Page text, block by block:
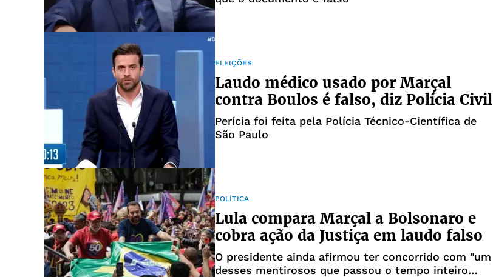
ELEIÇÕES
Laudo médico usado por Marçal
contra Boulos é falso, diz Polícia Civil
Perícia foi feita pela Polícia Técnico-Científica de
São Paulo
POLÍTICA
Lula compara Marçal a Bolsonaro e
cobra ação da Justiça em laudo falso
O presidente ainda afirmou ter concorrido com "um
desses mentirosos que passou o tempo inteiro